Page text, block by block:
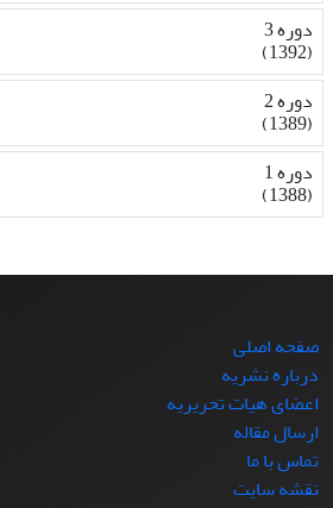
دوره 3
(1392)
دوره 2
(1389)
دوره 1
(1388)
صفحه اصلی
درباره نشریه
اعضای هیات تحریریه
ارسال مقاله
تماس با ما
نقشه سایت